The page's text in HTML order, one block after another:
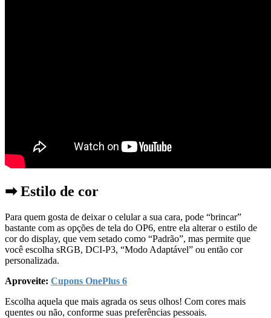
➡ Estilo de cor
Para quem gosta de deixar o celular a sua cara, pode “brincar”
bastante com as opções de tela do OP6, entre ela alterar o estilo de
cor do display, que vem setado como “Padrão”, mas permite que
você escolha sRGB, DCI-P3, “Modo Adaptável” ou então cor
personalizada.
Aproveite: Cupons OnePlus 6
Escolha aquela que mais agrada os seus olhos! Com cores mais
quentes ou não, conforme suas preferências pessoais.